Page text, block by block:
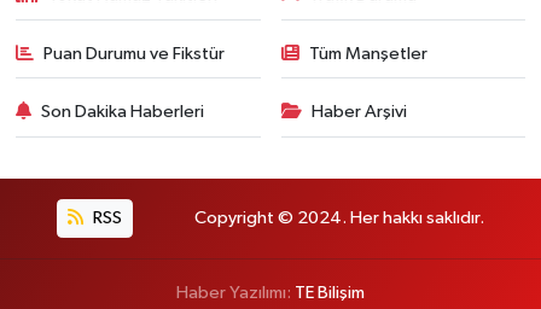
Puan Durumu ve Fikstür Tüm Manşetler
Son Dakika Haberleri Haber Arşivi
RSS Copyright © 2024. Her hakkı saklıdır.
Haber Yazılımı: TE Bilişim